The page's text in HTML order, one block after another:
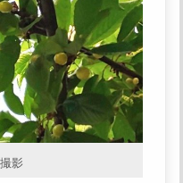
影